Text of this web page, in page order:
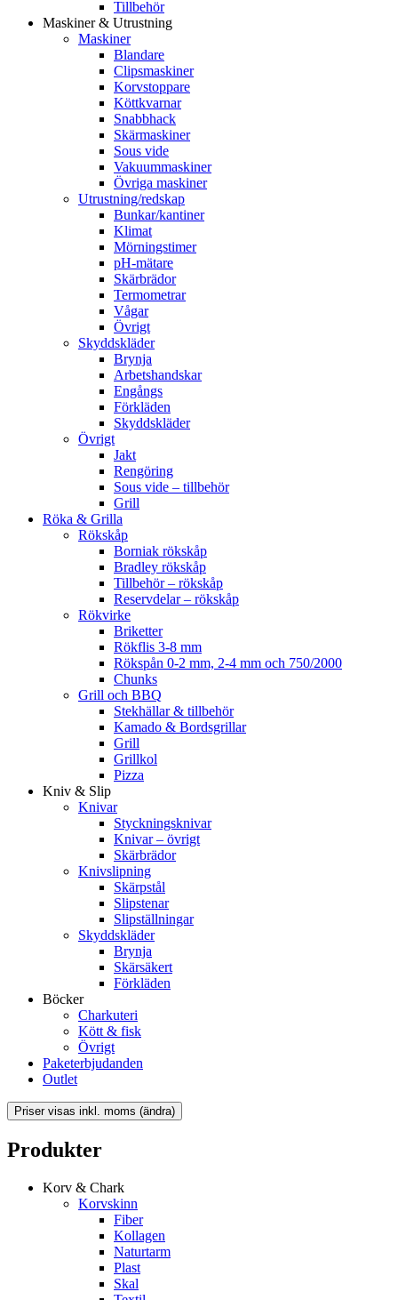
Tillbehör
Maskiner & Utrustning
Maskiner
Blandare
Clipsmaskiner
Korvstoppare
Köttkvarnar
Snabbhack
Skärmaskiner
Sous vide
Vakuummaskiner
Övriga maskiner
Utrustning/redskap
Bunkar/kantiner
Klimat
Mörningstimer
pH-mätare
Skärbrädor
Termometrar
Vågar
Övrigt
Skyddskläder
Brynja
Arbetshandskar
Engångs
Förkläden
Skyddskläder
Övrigt
Jakt
Rengöring
Sous vide – tillbehör
Grill
Röka & Grilla
Rökskåp
Borniak rökskåp
Bradley rökskåp
Tillbehör – rökskåp
Reservdelar – rökskåp
Rökvirke
Briketter
Rökflis 3-8 mm
Rökspån 0-2 mm, 2-4 mm och 750/2000
Chunks
Grill och BBQ
Stekhällar & tillbehör
Kamado & Bordsgrillar
Grill
Grillkol
Pizza
Kniv & Slip
Knivar
Styckningsknivar
Knivar – övrigt
Skärbrädor
Knivslipning
Skärpstål
Slipstenar
Slipställningar
Skyddskläder
Brynja
Skärsäkert
Förkläden
Böcker
Charkuteri
Kött & fisk
Övrigt
Paketerbjudanden
Outlet
Produkter
Korv & Chark
Korvskinn
Fiber
Kollagen
Naturtarm
Plast
Skal